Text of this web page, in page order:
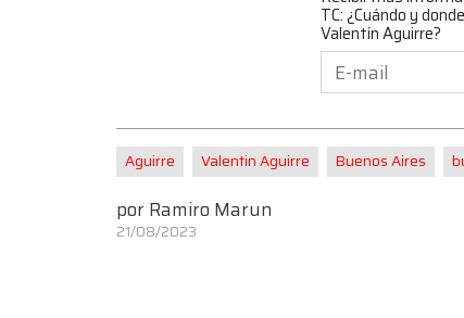
TC: ¿Cuándo y
Valentín Aguirre?
Aguirre Valentin Aguirre Buenos Aires
por Ramiro Marun
21/08/2023